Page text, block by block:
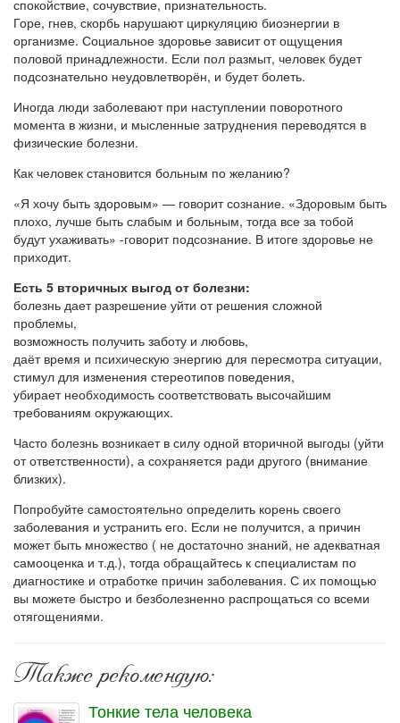
спокойствие, сочувствие, признательность.
Горе, гнев, скорбь нарушают циркуляцию биоэнергии в
организме. Социальное здоровье зависит от ощущения
половой принадлежности. Если пол размыт, человек будет
подсознательно неудовлетворён, и будет болеть.
Иногда люди заболевают при наступлении поворотного
момента в жизни, и мысленные затруднения переводятся в
физические болезни.
Как человек становится больным по желанию?
«Я хочу быть здоровым» — говорит сознание. «Здоровым быть
плохо, лучше быть слабым и больным, тогда все за тобой
будут ухаживать» -говорит подсознание. В итоге здоровье не
приходит.
Есть 5 вторичных выгод от болезни:
болезнь дает разрешение уйти от решения сложной
проблемы,
возможность получить заботу и любовь,
даёт время и психическую энергию для пересмотра ситуации,
стимул для изменения стереотипов поведения,
убирает необходимость соответствовать высочайшим
требованиям окружающих.
Часто болезнь возникает в силу одной вторичной выгоды (уйти
от ответственности), а сохраняется ради другого (внимание
близких).
Попробуйте самостоятельно определить корень своего
заболевания и устранить его. Если не получится, а причин
может быть множество ( не достаточно знаний, не адекватная
самооценка и т.д.), тогда обращайтесь к специалистам по
диагностике и отработке причин заболевания. С их помощью
вы можете быстро и безболезненно распрощаться со всеми
отягощениями.
Также рекомендую:
Тонкие тела человека